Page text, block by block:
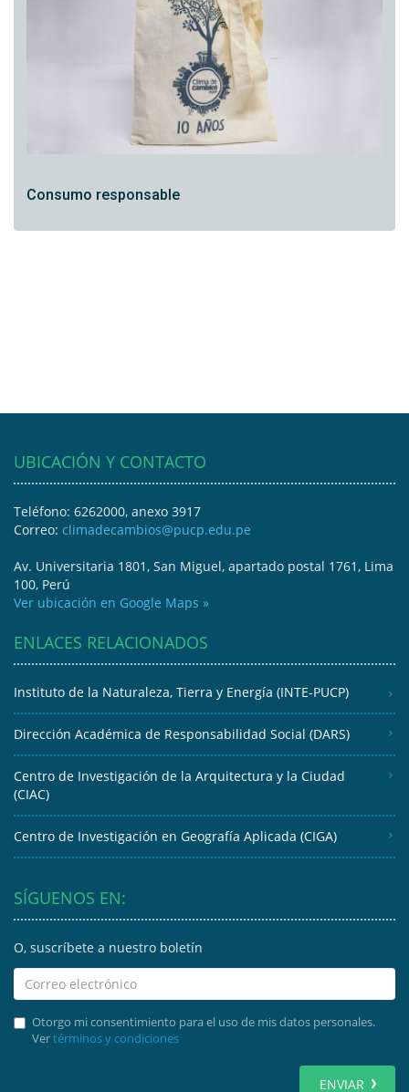
Consumo responsable
UBICACIÓN Y CONTACTO
Teléfono: 6262000, anexo 3917
Correo: climadecambios@pucp.edu.pe
Av. Universitaria 1801, San Miguel, apartado postal 1761, Lima
100, Perú
Ver ubicación en Google Maps »
ENLACES RELACIONADOS
Instituto de la Naturaleza, Tierra y Energía (INTE-PUCP)
Dirección Académica de Responsabilidad Social (DARS)
Centro de Investigación de la Arquitectura y la Ciudad
(CIAC)
Centro de Investigación en Geografía Aplicada (CIGA)
SÍGUENOS EN:
O, suscríbete a nuestro boletín
Otorgo mi consentimiento para el uso de mis datos personales.
Vertérminos y condiciones
ENVIAR